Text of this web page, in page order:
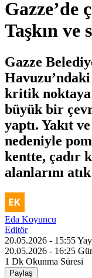
Gazze’de
Taşkın ve
Gazze
kritik noktaya
büyük bir
yaptı. Yakıt
nedeniyle
kentte, çadır
alanlarını
Eda Koyuncu
Editör
20.05.2026 - 15:55
20.05.2026 - 16:25
1 Dk Okunma Süresi
Paylaş